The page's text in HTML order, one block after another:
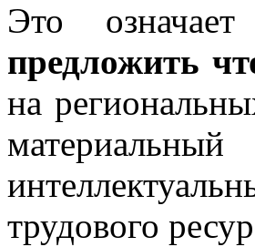
Это
предложить
на
трудового